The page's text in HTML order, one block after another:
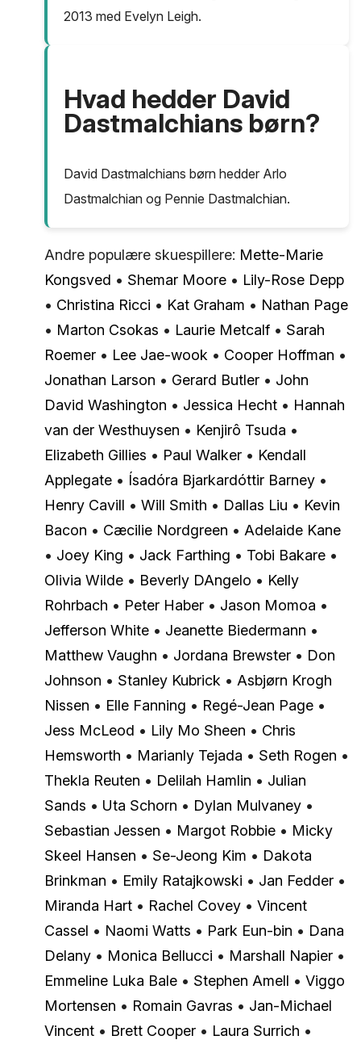
2013 med Evelyn Leigh.
Hvad hedder David
Dastmalchians børn?
David Dastmalchians børn hedder Arlo
Dastmalchian og Pennie Dastmalchian.
Andre populære skuespillere: Mette-Marie
Kongsved • Shemar Moore • Lily-Rose Depp
• Christina Ricci • Kat Graham • Nathan Page
• Marton Csokas • Laurie Metcalf • Sarah
Roemer • Lee Jae-wook • Cooper Hoffman •
Jonathan Larson • Gerard Butler • John
David Washington • Jessica Hecht • Hannah
van der Westhuysen • Kenjirô Tsuda •
Elizabeth Gillies • Paul Walker • Kendall
Applegate • Ísadóra Bjarkardóttir Barney •
Henry Cavill • Will Smith • Dallas Liu • Kevin
Bacon • Cæcilie Nordgreen • Adelaide Kane
• Joey King • Jack Farthing • Tobi Bakare •
Olivia Wilde • Beverly DAngelo • Kelly
Rohrbach • Peter Haber • Jason Momoa •
Jefferson White • Jeanette Biedermann •
Matthew Vaughn • Jordana Brewster • Don
Johnson • Stanley Kubrick • Asbjørn Krogh
Nissen • Elle Fanning • Regé-Jean Page •
Jess McLeod • Lily Mo Sheen • Chris
Hemsworth • Marianly Tejada • Seth Rogen •
Thekla Reuten • Delilah Hamlin • Julian
Sands • Uta Schorn • Dylan Mulvaney •
Sebastian Jessen • Margot Robbie • Micky
Skeel Hansen • Se-Jeong Kim • Dakota
Brinkman • Emily Ratajkowski • Jan Fedder •
Miranda Hart • Rachel Covey • Vincent
Cassel • Naomi Watts • Park Eun-bin • Dana
Delany • Monica Bellucci • Marshall Napier •
Emmeline Luka Bale • Stephen Amell • Viggo
Mortensen • Romain Gavras • Jan-Michael
Vincent • Brett Cooper • Laura Surrich •